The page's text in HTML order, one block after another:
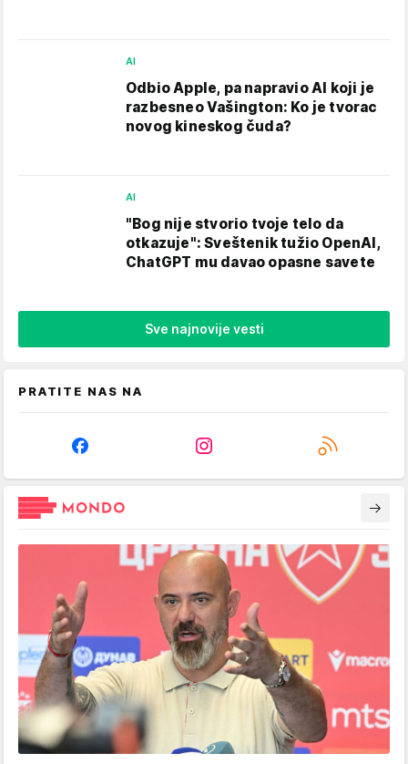
AI
Odbio Apple, pa napravio AI koji je
razbesneo Vašington: Ko je tvorac
novog kineskog čuda?
AI
"Bog nije stvorio tvoje telo da
otkazuje": Sveštenik tužio OpenAI,
ChatGPT mu davao opasne savete
Sve najnovije vesti
PRATITE NAS NA